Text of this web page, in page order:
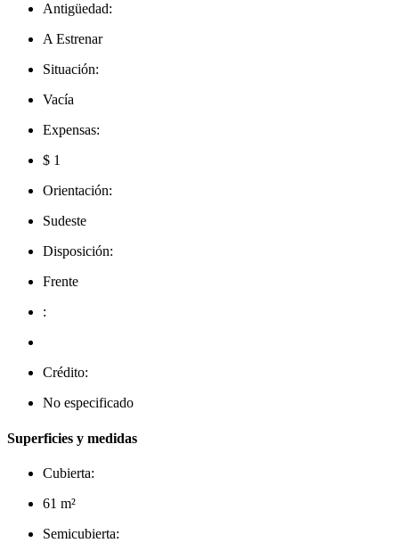
Antigüedad:
A Estrenar
Situación:
Vacía
Expensas:
$ 1
Orientación:
Sudeste
Disposición:
Frente
:
Crédito:
No especificado
Superficies y medidas
Cubierta:
61 m²
Semicubierta: